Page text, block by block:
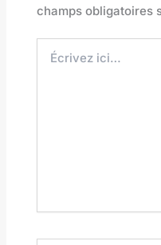
champs obligatoires
ici…